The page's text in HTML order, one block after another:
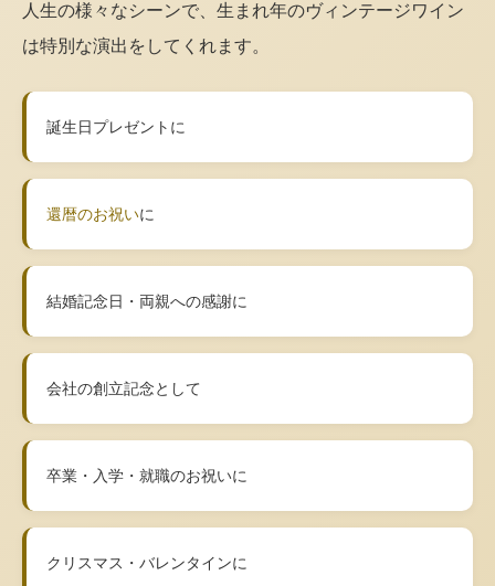
人生の様々なシーンで、生まれ年のヴィンテージワイン
は特別な演出をしてくれます。
誕生日プレゼントに
還暦のお祝いに
結婚記念日・両親への感謝に
会社の創立記念として
卒業・入学・就職のお祝いに
クリスマス・バレンタインに